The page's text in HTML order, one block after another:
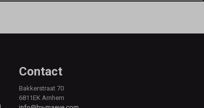
Contact
Bakkerstraat 70
6811EK Arnhem